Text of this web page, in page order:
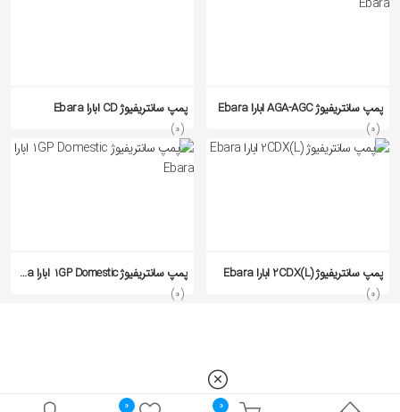
0
0
پمپ سانتریفیوژ AGA-AGC ابارا Ebara
(0)
پمپ سانتریفیوژ CD ابارا Ebara
(0)
پمپ سانتریفیوژ 2CDX(L) ابارا Ebara
(0)
پمپ سانتریفیوژ 1GP Domestic ابارا Ebara
(0)